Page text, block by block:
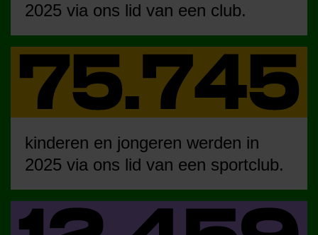
2025 via ons lid van een club.
kinderen en jongeren werden in
2025 via ons lid van een sportclub.